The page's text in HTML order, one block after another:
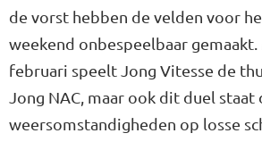
de vorst hebben de velden voor
weekend onbespeelbaar gemaakt.
februari speelt Jong Vitesse de
Jong NAC, maar ook dit duel staat
weersomstandigheden op losse